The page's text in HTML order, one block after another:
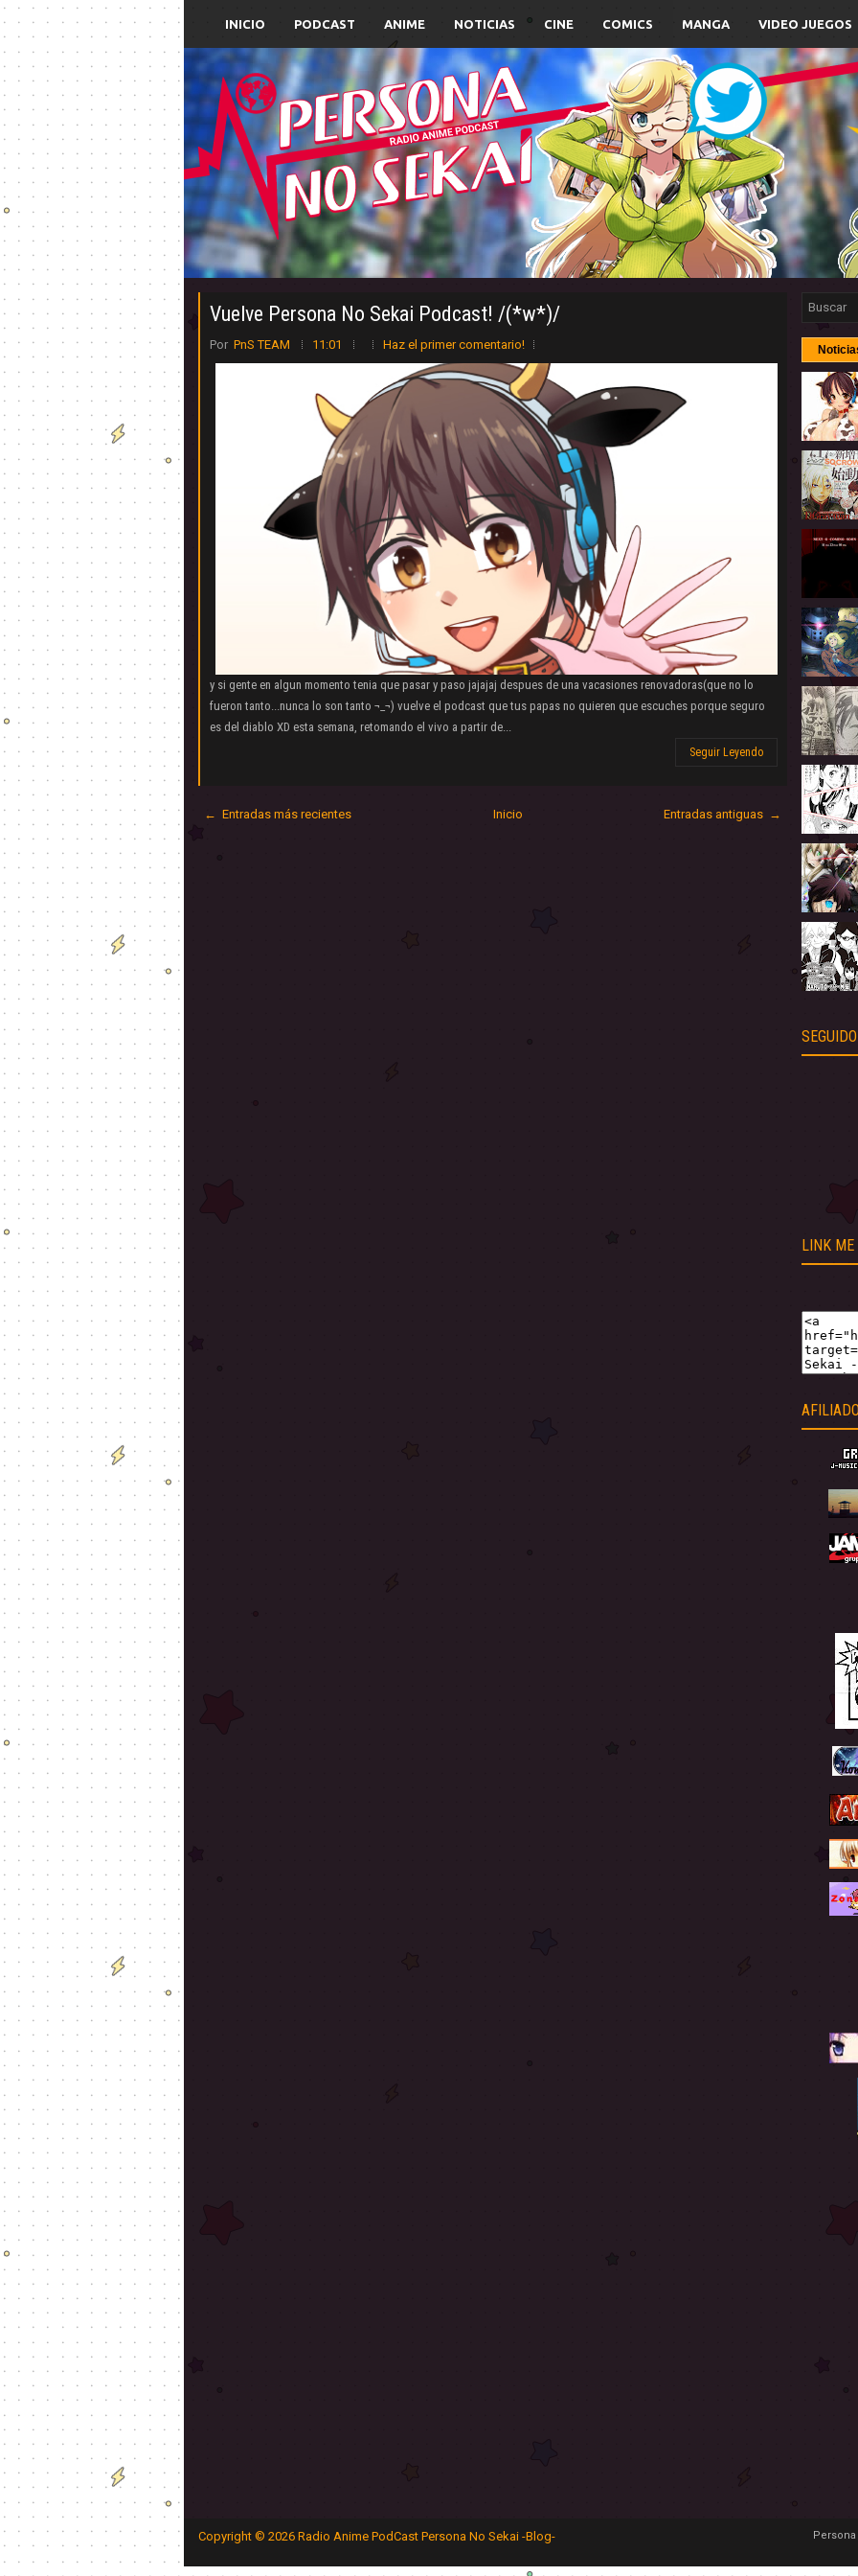
INICIO PODCAST ANIME NOTICIAS CINE COMICS MANGA VIDEO JUEGOS
Vuelve Persona No Sekai Podcast! /(*w*)/
Por PnS TEAM 11:01 Haz el primer comentario!
y si gente en algun momento tenia que pasar y paso jajajaj despues de una vacasiones renovadoras(que no lo
fueron tanto...nunca lo son tanto ¬_¬) vuelve el podcast que tus papas no quieren que escuches porque seguro
es del diablo XD esta semana, retomando el vivo a partir de...
Seguir Leyendo
← Entradas más recientes Entradas antiguas →
Inicio
LINK ME
Copyright © 2026 Radio Anime PodCast Persona No Sekai -Blog-